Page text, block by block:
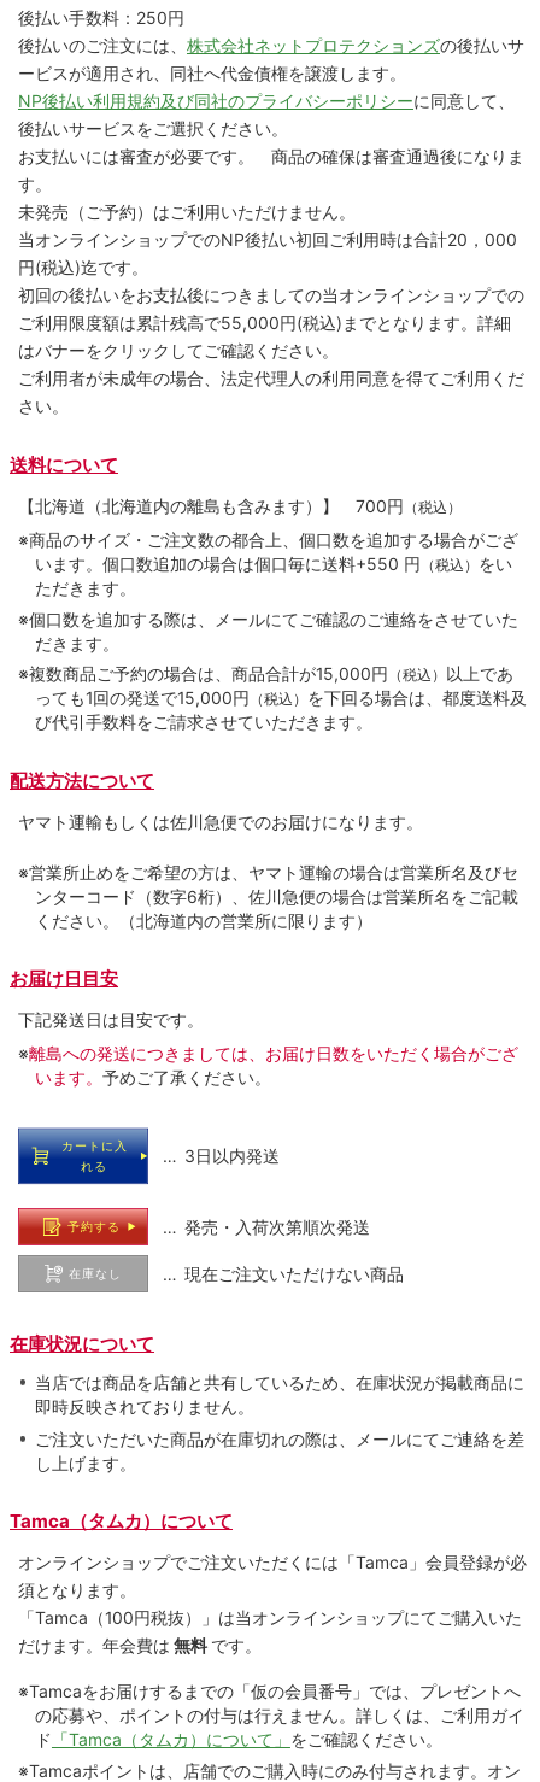
後払い手数料：250円
後払いのご注文には、 株式会社ネットプロテクションズの後払いサ
ービスが適用され、同社へ代金債権を譲渡します。
NP後払い利用規約及び同社のプライバシーポリシーに同意して、
後払いサービスをご選択ください。
お支払いには審査が必要です。 商品の確保は審査通過後になりま
す。
未発売（ご予約）はご利用いただけません。
当オンラインショップでのNP後払い初回ご利用時は合計20，000
円(税込)迄です。
初回の後払いをお支払後につきましての当オンラインショップでの
ご利用限度額は累計残高で55,000円(税込)までとなります。詳細
はバナーをクリックしてご確認ください。
ご利用者が未成年の場合、法定代理人の利用同意を得てご利用くだ
さい。
送料について
【北海道（北海道内の離島も含みます）】 700円 （税込）
※商品のサイズ・ご注文数の都合上、個口数を追加する場合がござ
います。個口数追加の場合は個口毎に送料+550 円 （税込） をい
ただきます。
※個口数を追加する際は、メールにてご確認のご連絡をさせていた
だきます。
※複数商品ご予約の場合は、商品合計が15,000円
（税込）
以上であ
っても1回の発送で15,000円
（税込） を下回る場合は、都度送料及
び代引手数料をご請求させていただきます。
配送方法について
ヤマト運輸もしくは佐川急便でのお届けになります。
※営業所止めをご希望の方は、ヤマト運輸の場合は営業所名及びセ
ンターコード（数字6桁）、佐川急便の場合は営業所名をご記載
ください。（北海道内の営業所に限ります）
お届け日目安
下記発送日は目安です。
※離島への発送につきましては、お届け日数をいただく場合がござ
います。 予めご了承ください。
カートに入
れる
… 3日以内発送
予約する … 発売・入荷次第順次発送
在庫なし … 現在ご注文いただけない商品
在庫状況について
当店では商品を店舗と共有しているため、在庫状況が掲載商品に
即時反映されておりません。
ご注文いただいた商品が在庫切れの際は、メールにてご連絡を差
し上げます。
Tamca（タムカ）について
オンラインショップでご注⽂いただくには「Tamca」会員登録が必
須となります。
「Tamca （100円税抜）
」は当オンラインショップにてご購⼊いた
だけます。 年会費は 無料 です。
※Tamcaをお届けするまでの「仮の会員番号」では、プレゼントへ
の応募や、ポイントの付与は⾏えません。詳しくは、ご利⽤ガイ
ド 「Tamca（タムカ）について」 をご確認ください。
※Tamcaポイントは、店舗でのご購⼊時にのみ付与されます。オン